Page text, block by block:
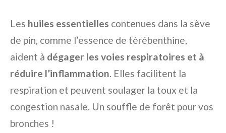
Les huiles essentielles contenues dans la sève
de pin, comme l’essence de térébenthine,
aident à dégager les voies respiratoires et à
réduire l’inflammation. Elles facilitent la
respiration et peuvent soulager la toux et la
congestion nasale. Un souffle de forêt pour vos
bronches !